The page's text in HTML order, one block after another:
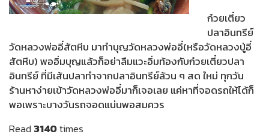
ก๋วยเตี๋ยว
ปลาอินทรีย์
วัดหลวงพ่ออี๋สัตหีบ มาทำบุญวัดหลวงพ่ออี๋(หรือวัดหลวงปู่อี๋
สัตหีบ) พออิ่มบุญแล้วก็อย่าลืมแวะอิ่มท้องกับก๋วยเตี๋ยวปลา
อินทรีย์ ที่มีเส้นปลาทำจากปลาอินทรีย์ล้วน ๆ สด ใหม่ ทุกวัน
ร้านหาง่ายเข้าวัดหลวงพ่ออี๋มาก็เจอเลย แค่หาที่จอดรถให้ได้ก็
พอเพราะบางวันรถจอดแน่นพอสมควร
Read 3140times